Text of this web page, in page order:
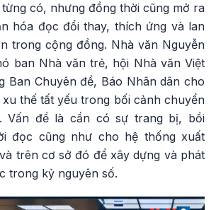
có, nhưng đồng thời cũng mở ra
hóa đọc đổi thay, thích ứng và lan
trong cộng đồng. Nhà văn Nguyễn
ban Nhà văn trẻ, hội Nhà văn Việt
Ban Chuyên đề, Báo Nhân dân cho
thế tất yếu trong bối cảnh chuyển
Vấn đề là cần có sự trang bị, bồi
đọc cũng như cho hệ thống xuất
trên cơ sở đó để xây dựng và phát
trong kỷ nguyên số.